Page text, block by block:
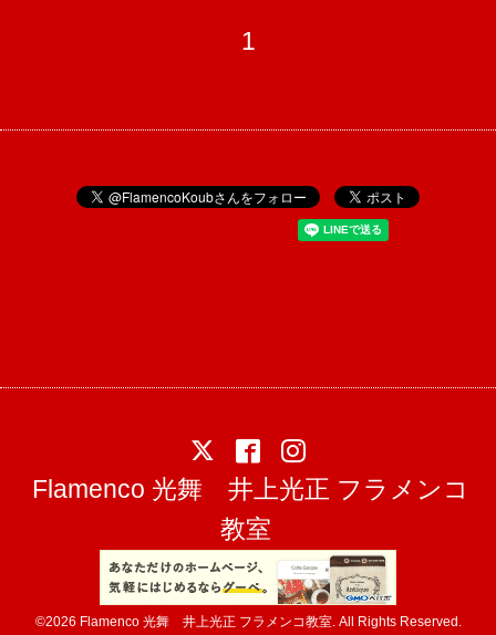
1
Flamenco 光舞 井上光正 フラメンコ
教室
©2026 Flamenco 光舞 井上光正 フラメンコ教室. All Rights Reserved.